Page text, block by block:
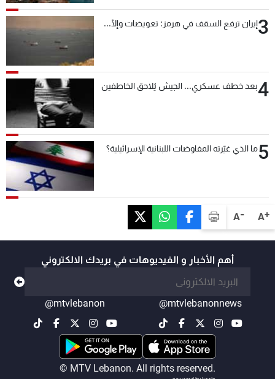
A+
A-
3إيران ترفع السقف في هرمز: تعويضات وإلّا...
4بعد خطف عسكري... الجيش يُلاحق الخاطفين
5ما الذي غيّرته المفاوضات اللبنانية الإسرائيلية؟
أهم الأخبار و الفيديوهات في بريدك الالكتروني
@mtvlebanonnews
@mtvlebanon
© MTV Lebanon. All rights reserved.